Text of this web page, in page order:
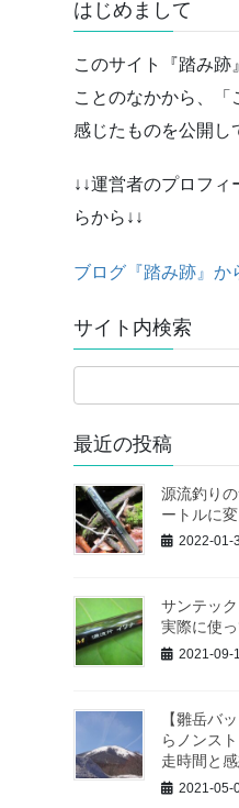
はじめまして
このサイト『踏み跡
ことのなかから、「
感じたものを公開し
↓↓運営者のプロフィ
らから↓↓
ブログ『踏み跡』か
サイト内検索
最近の投稿
源流釣り
ートルに
2022-01-
サンテッ
実際に使
2021-09-
【雛岳バ
らノンス
走時間と
2021-05-